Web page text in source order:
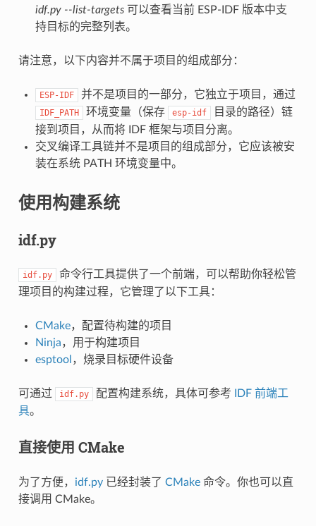
idf.py --list-targets可以查看当前 ESP-IDF 版本中支
持目标的完整列表。
请注意，以下内容并不属于项目的组成部分：
ESP-IDF 并不是项目的一部分，它独立于项目，通过
IDF_PATH 环境变量（保存 esp-idf
目录的路径）链
接到项目，从而将 IDF 框架与项目分离。
交叉编译工具链并不是项目的组成部分，它应该被安
装在系统 PATH 环境变量中。
使用构建系统
idf.py
idf.py
命令行工具提供了一个前端，可以帮助你轻松管
理项目的构建过程，它管理了以下工具：
CMake，配置待构建的项目
Ninja，用于构建项目
esptool ，烧录目标硬件设备
可通过 idf.py 配置构建系统，具体可参考
IDF 前端工
具。
直接使用 CMake
为了方便， idf.py已经封装了 CMake命令。你也可以直
接调用 CMake。